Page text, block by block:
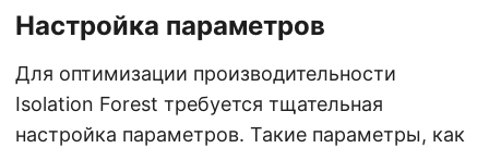
Настройка параметров
Для оптимизации производительности
Isolation Forest требуется тщательная
настройка параметров. Такие параметры, как